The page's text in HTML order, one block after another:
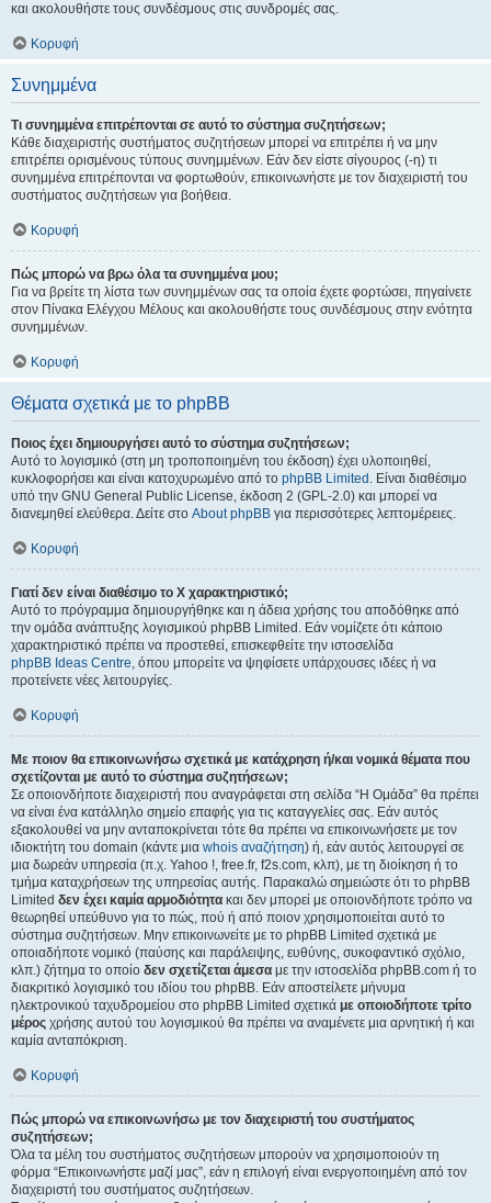
και ακολουθήστε τους συνδέσμους στις συνδρομές σας.
Κορυφή
Συνημμένα
Τι συνημμένα επιτρέπονται σε αυτό το σύστημα συζητήσεων;
Κάθε διαχειριστής συστήματος συζητήσεων μπορεί να επιτρέπει ή να μην
επιτρέπει ορισμένους τύπους συνημμένων. Εάν δεν είστε σίγουρος (-η) τι
συνημμένα επιτρέπονται να φορτωθούν, επικοινωνήστε με τον διαχειριστή του
συστήματος συζητήσεων για βοήθεια.
Κορυφή
Πώς μπορώ να βρω όλα τα συνημμένα μου;
Για να βρείτε τη λίστα των συνημμένων σας τα οποία έχετε φορτώσει, πηγαίνετε
στον Πίνακα Ελέγχου Μέλους και ακολουθήστε τους συνδέσμους στην ενότητα
συνημμένων.
Κορυφή
Θέματα σχετικά με το phpBB
Ποιος έχει δημιουργήσει αυτό το σύστημα συζητήσεων;
Αυτό το λογισμικό (στη μη τροποποιημένη του έκδοση) έχει υλοποιηθεί,
κυκλοφορήσει και είναι κατοχυρωμένο από το phpBB Limited . Είναι διαθέσιμο
υπό την GNU General Public License, έκδοση 2 (GPL-2.0) και μπορεί να
διανεμηθεί ελεύθερα. Δείτε στο About phpBB για περισσότερες λεπτομέρειες.
Κορυφή
Γιατί δεν είναι διαθέσιμο το Χ χαρακτηριστικό;
Αυτό το πρόγραμμα δημιουργήθηκε και η άδεια χρήσης του αποδόθηκε από
την ομάδα ανάπτυξης λογισμικού phpBB Limited. Εάν νομίζετε ότι κάποιο
χαρακτηριστικό πρέπει να προστεθεί, επισκεφθείτε την ιστοσελίδα
phpBB Ideas Centre, όπου μπορείτε να ψηφίσετε υπάρχουσες ιδέες ή να
προτείνετε νέες λειτουργίες.
Κορυφή
Με ποιον θα επικοινωνήσω σχετικά με κατάχρηση ή/και νομικά θέματα που
σχετίζονται με αυτό το σύστημα συζητήσεων;
Σε οποιονδήποτε διαχειριστή που αναγράφεται στη σελίδα “Η Ομάδα” θα πρέπει
να είναι ένα κατάλληλο σημείο επαφής για τις καταγγελίες σας. Εάν αυτός
εξακολουθεί να μην ανταποκρίνεται τότε θα πρέπει να επικοινωνήσετε με τον
ιδιοκτήτη του domain (κάντε μια whois αναζήτηση) ή, εάν αυτός λειτουργεί σε
μια δωρεάν υπηρεσία (π.χ. Yahoo !, free.fr, f2s.com, κλπ), με τη διοίκηση ή το
τμήμα καταχρήσεων της υπηρεσίας αυτής. Παρακαλώ σημειώστε ότι το phpBB
Limited δεν έχει καμία αρμοδιότητα και δεν μπορεί με οποιονδήποτε τρόπο να
θεωρηθεί υπεύθυνο για το πώς, πού ή από ποιον χρησιμοποιείται αυτό το
σύστημα συζητήσεων. Μην επικοινωνείτε με το phpBB Limited σχετικά με
οποιαδήποτε νομικό (παύσης και παράλειψης, ευθύνης, συκοφαντικό σχόλιο,
κλπ.) ζήτημα το οποίο δεν σχετίζεται άμεσα με την ιστοσελίδα phpBB.com ή το
διακριτικό λογισμικό του ιδίου του phpBB. Εάν αποστείλετε μήνυμα
ηλεκτρονικού ταχυδρομείου στο phpBB Limited σχετικά με οποιοδήποτε τρίτο
μέρος χρήσης αυτού του λογισμικού θα πρέπει να αναμένετε μια αρνητική ή και
καμία ανταπόκριση.
Κορυφή
Πώς μπορώ να επικοινωνήσω με τον διαχειριστή του συστήματος
συζητήσεων;
Όλα τα μέλη του συστήματος συζητήσεων μπορούν να χρησιμοποιούν τη
φόρμα “Επικοινωνήστε μαζί μας”, εάν η επιλογή είναι ενεργοποιημένη από τον
διαχειριστή του συστήματος συζητήσεων.